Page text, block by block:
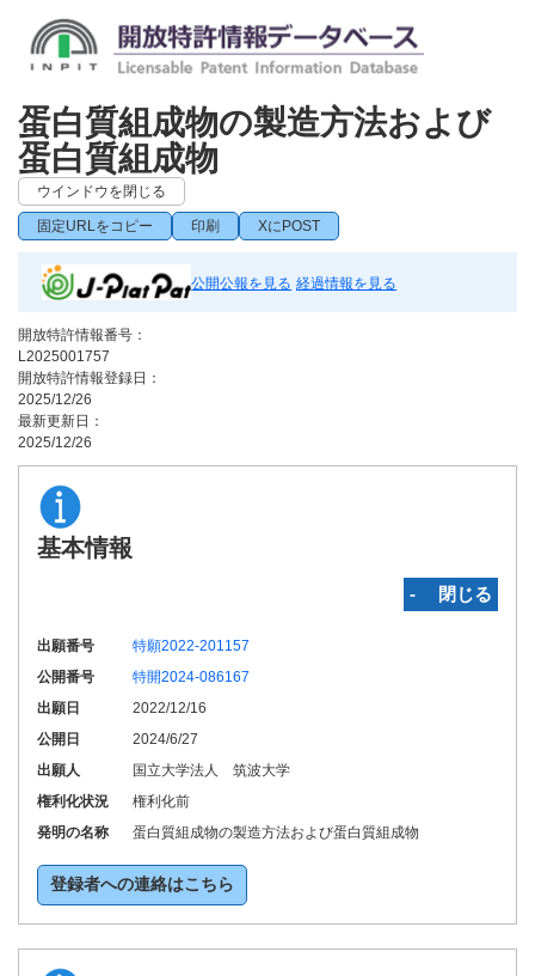
蛋白質組成物の製造方法および
蛋白質組成物
ウインドウを閉じる
固定URLをコピー 印刷 XにPOST
公開公報を見る 経過情報を見る
開放特許情報番号：
L2025001757
開放特許情報登録日：
2025/12/26
最新更新日：
2025/12/26
基本情報
‐ 閉じる
出願番号
特願2022-201157
公開番号
特開2024-086167
出願日
2022/12/16
公開日
2024/6/27
出願人
国立大学法人 筑波大学
権利化状況
権利化前
発明の名称
蛋白質組成物の製造方法および蛋白質組成物
登録者への連絡はこちら